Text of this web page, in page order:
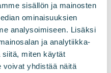
sisällön ja mainosten
ominaisuuksien
analysoimiseen. Lisäksi
ja analytiikka-
siitä, miten käytät
voivat yhdistää näitä